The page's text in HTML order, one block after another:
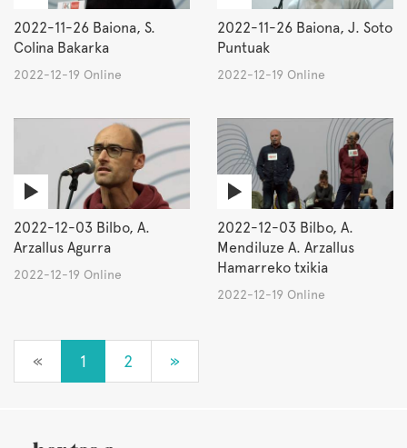
2022-11-26 Baiona, S.
Colina Bakarka
2022-12-19 Online
2022-11-26 Baiona, J. Soto
Puntuak
2022-12-19 Online
2022-12-03 Bilbo, A.
Arzallus Agurra
2022-12-19 Online
2022-12-03 Bilbo, A.
Mendiluze A. Arzallus
Hamarreko txikia
2022-12-19 Online
« 1 2 »